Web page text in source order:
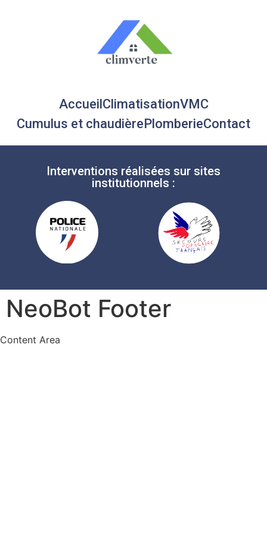
Accueil ClimatisationVMC
Cumulus et chaudière PlomberieContact
Interventions réalisées sur sites
institutionnels :
NeoBot Footer
Content Area